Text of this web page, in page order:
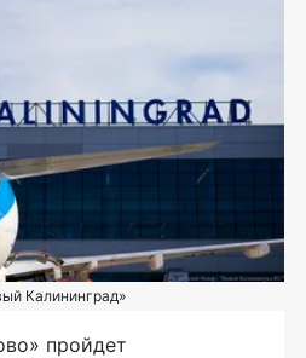
Калининград»
пройдет